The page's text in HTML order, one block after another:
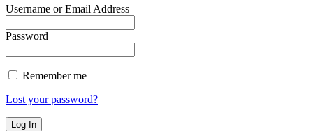
Username or Email Address
Password
Remember me
Lost your password?